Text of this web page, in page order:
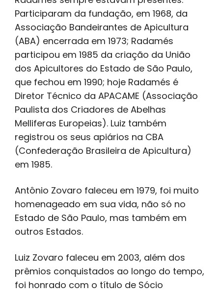
Participaram da fundação, em 1968, da
Associação Bandeirantes de Apicultura
(ABA) encerrada em 1973; Radamés
participou em 1985 da criação da União
dos Apicultores do Estado de São Paulo,
que fechou em 1990; hoje Radamés é
Diretor Técnico da APACAME (Associação
Paulista dos Criadores de Abelhas
Melliferas Europeias). Luiz também
registrou os seus apiários na CBA
(Confederação Brasileira de Apicultura)
em 1985.
Antônio Zovaro faleceu em 1979, foi muito
homenageado em sua vida, não só no
Estado de São Paulo, mas também em
outros Estados.
Luiz Zovaro faleceu em 2003, além dos
prêmios conquistados ao longo do tempo,
foi honrado com o título de Sócio